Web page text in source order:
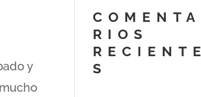
y
COMENTA
RIOS
RECIENTE
S